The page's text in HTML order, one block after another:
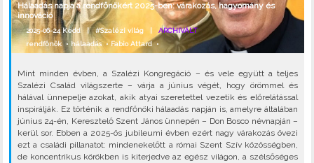
Hálaadás napja a rendfőnökért 2025-ben: várakozás, hagyomány és
innováció
2025-06-24 Kedd |#Szalézi világ |ARCHIVÁLT
rendfőnök• hálaadás• Fabio Attard•
Mint minden évben, a Szalézi Kongregáció – és vele együtt a teljes
Szalézi Család világszerte – várja a június végét, hogy örömmel és
hálával ünnepelje azokat, akik atyai szeretettel vezetik és előrelátással
inspirálják. Ez történik a rendfőnöki hálaadás napján is, amelyre általában
június 24-én, Keresztelő Szent János ünnepén – Don Bosco névnapján –
kerül sor. Ebben a 2025-ös jubileumi évben ezért nagy várakozás övezi
ezt a családi pillanatot: mindenekelőtt a római Szent Szív közösségben,
de koncentrikus körökben is kiterjedve az egész világon, a szélsőséges